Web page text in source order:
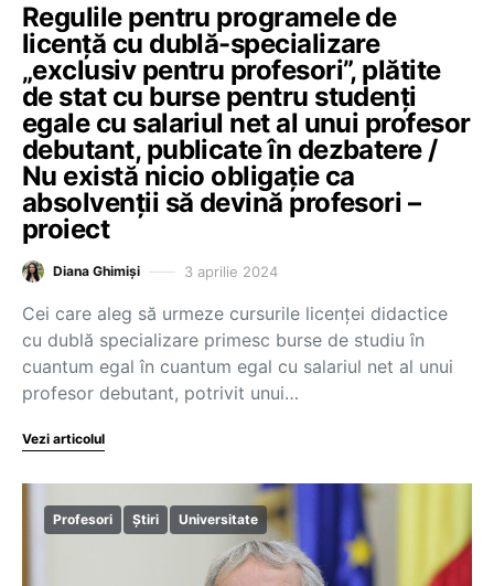
Regulile pentru programele de
licență cu dublă-specializare
„exclusiv pentru profesori”, plătite
de stat cu burse pentru studenți
egale cu salariul net al unui profesor
debutant, publicate în dezbatere /
Nu există nicio obligație ca
absolvenții să devină profesori –
proiect
Diana Ghimiși 3 aprilie 2024
Cei care aleg să urmeze cursurile licenței didactice
cu dublă specializare primesc burse de studiu în
cuantum egal în cuantum egal cu salariul net al unui
profesor debutant, potrivit unui…
Vezi articolul
Profesori Știri Universitate